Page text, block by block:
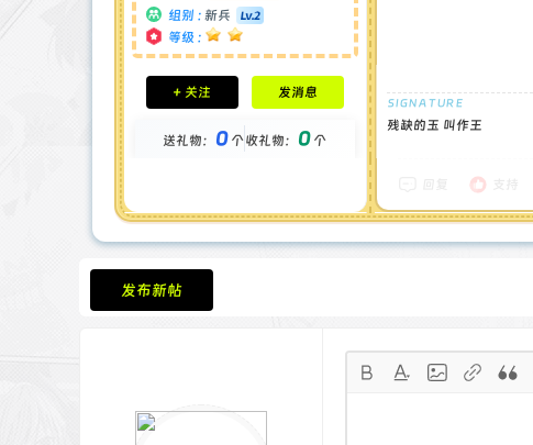
组别 : 新兵
等级 :
积分成就
钻石 : 0 颗
金币 : 0 枚
+ 关注 发消息
送礼物： 0个收礼物： 0个
残缺的玉 叫作王
发布新帖